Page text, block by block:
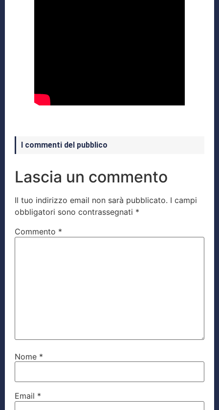
I commenti del pubblico
Lascia un commento
Il tuo indirizzo email non sarà pubblicato. I campi
obbligatori sono contrassegnati *
Commento *
Nome *
Email *